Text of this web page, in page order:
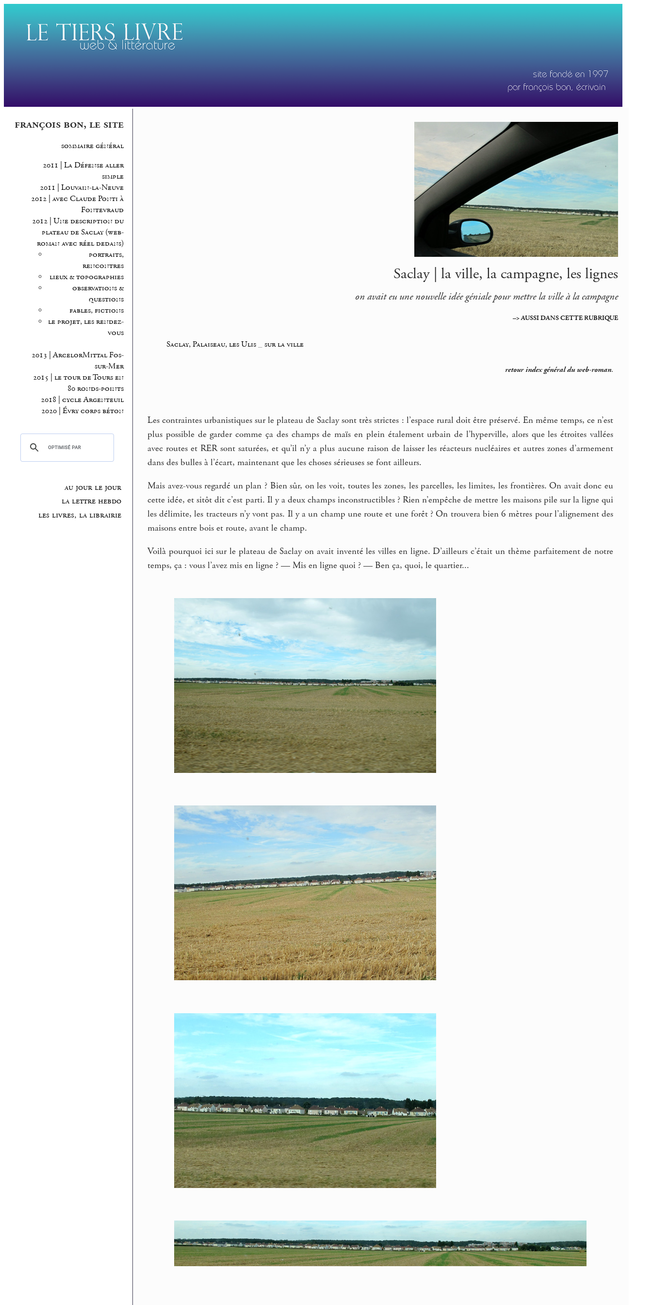
françois bon, le site
sommaire général
2011 | La Défense aller
simple
2011 | Louvain-la-Neuve
2012 | avec Claude Ponti à
Fontevraud
2012 | Une description du
plateau de Saclay (web-
roman avec réel dedans)
portraits,
rencontres
lieux & topographies
observations &
questions
fables, fictions
le projet, les rendez-
vous
2013 | ArcelorMittal Fos-
sur-Mer
2015 | le tour de Tours en
80 ronds-points
2018 | cycle Argenteuil
2020 | Évry corps béton
au jour le jour
la lettre hebdo
les livres, la librairie
Saclay | la ville, la campagne, les lignes
on avait eu une nouvelle idée géniale pour mettre la ville à la campagne
–> AUSSI DANS CETTE RUBRIQUE
Saclay, Palaiseau, les Ulis _sur la ville
retour index général du web-roman.
Les contraintes urbanistiques sur le plateau de Saclay sont très strictes : l’espace rural doit être préservé. En même temps, ce n’est
plus possible de garder comme ça des champs de maïs en plein étalement urbain de l’hyperville, alors que les étroites vallées
avec routes et RER sont saturées, et qu’il n’y a plus aucune raison de laisser les réacteurs nucléaires et autres zones d’armement
dans des bulles à l’écart, maintenant que les choses sérieuses se font ailleurs.
Mais avez-vous regardé un plan ? Bien sûr, on les voit, toutes les zones, les parcelles, les limites, les frontières. On avait donc eu
cette idée, et sitôt dit c’est parti. Il y a deux champs inconstructibles ? Rien n’empêche de mettre les maisons pile sur la ligne qui
les délimite, les tracteurs n’y vont pas. Il y a un champ une route et une forêt ? On trouvera bien 6 mètres pour l’alignement des
maisons entre bois et route, avant le champ.
Voilà pourquoi ici sur le plateau de Saclay on avait inventé les villes en ligne. D’ailleurs c’était un thème parfaitement de notre
temps, ça : vous l’avez mis en ligne ? — Mis en ligne quoi ? — Ben ça, quoi, le quartier...